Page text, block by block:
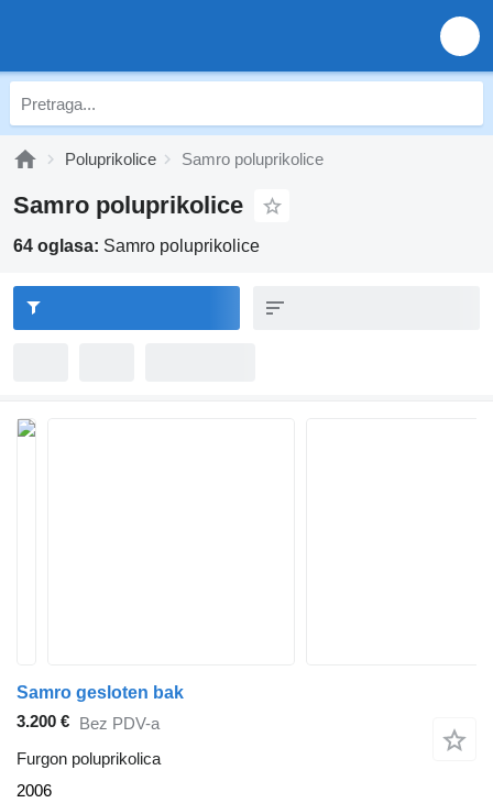
Poluprikolice Samro poluprikolice
Samro poluprikolice
64 oglasa: Samro poluprikolice
Samro gesloten bak
3.200 € Bez PDV-a
Furgon poluprikolica
2006